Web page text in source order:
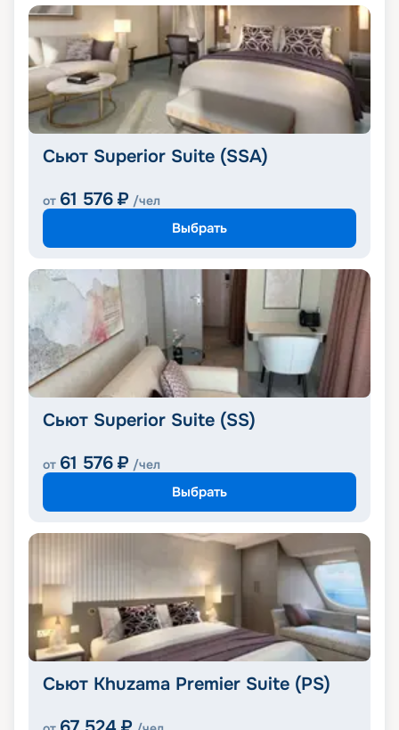
Сьют Superior Suite (SSA)
от 61 576 ₽ /чел
Выбрать
Сьют Superior Suite (SS)
от 61 576 ₽ /чел
Выбрать
Сьют Khuzama Premier Suite (PS)